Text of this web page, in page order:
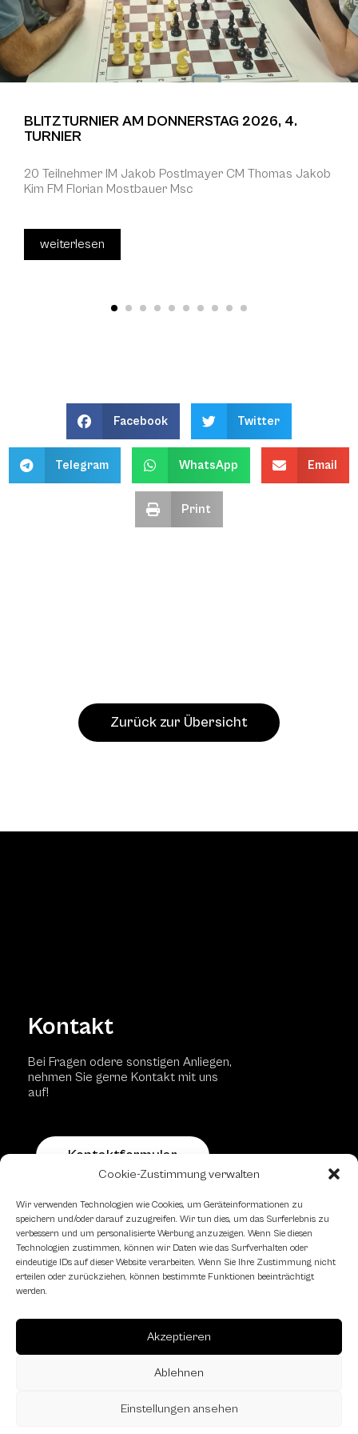
Cookie-Zustimmung verwalten
Wir verwenden Technologien wie Cookies, um Geräteinformationen zu
speichern und/oder darauf zuzugreifen. Wir tun dies, um das Surferlebnis zu
verbessern und um personalisierte Werbung anzuzeigen. Wenn Sie diesen
Technologien zustimmen, können wir Daten wie das Surfverhalten oder
eindeutige IDs auf dieser Website verarbeiten. Wenn Sie Ihre Zustimmung nicht
erteilen oder zurückziehen, können bestimmte Funktionen beeinträchtigt
werden.
Akzeptieren
Ablehnen
Einstellungen ansehen
BLITZTURNIER AM DONNERSTAG 2026, 4.
TURNIER
20 Teilnehmer IM Jakob Postlmayer CM Thomas Jakob
Kim FM Florian Mostbauer Msc
weiterlesen
Facebook Twitter
Telegram WhatsApp Email
Print
Zurück zur Übersicht
Kontakt
Bei Fragen odere sonstigen Anliegen,
nehmen Sie gerne Kontakt mit uns
auf!
Kontaktformular
Schachfreundliche Lokale